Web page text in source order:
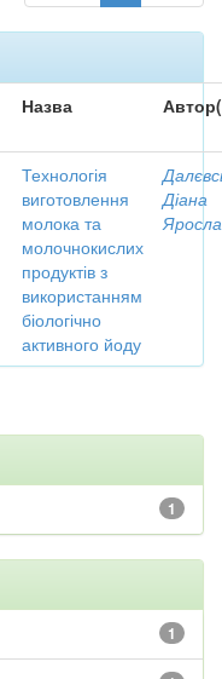
Назва
Технологія
виготовлення
молока та
молочнокислих
продуктів з
використанням
біологічно
активного йоду
Діана
1
1